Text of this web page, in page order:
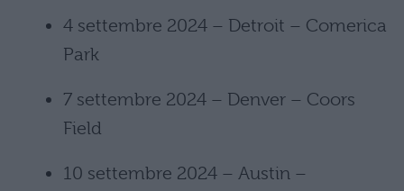
4 settembre 2024 – Detroit – Comerica
Park
7 settembre 2024 – Denver – Coors
Field
10 settembre 2024 – Austin –